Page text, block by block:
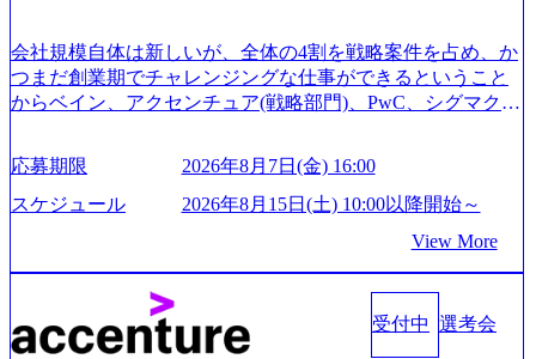
合、後日面接や面談のお時間をいただく場合がございます
● 面接、条件面談それぞれ最大1時間を想定しております ・
実施前日までに日程およびURLを共有させていただきます
・面接および条件面談ともに、どの時間開始となってもご
ますと幸いです ※1day選考会のご参加希望の方は、事前に
GAB試験を受検いただきます(受験期限は1day選考会実施日
の3日前まで)。 ※ただし、30代以上のコンサルファーム経
験3年以上の方はGAB受検免除、書類選考のみ。 書類選考
通過後に、GAB試験に合格している方へ1day選考会当日の
ご案内をさせていただきます。 急速なグローバル化により
既存事業では成長戦略を描く事が困難になった大手企業を
サポートするため、新規事業立案や既存事業のトランスフ
会社規模自体は新しいが、全体の4割を戦略案件を占め、か
つまだ創業期でチャレンジングな仕事ができるということ
からベイン、アクセンチュア(戦略部門)、PwC、シグマクシ
が続々ジョインするピュアな戦略を伸ばす新興ファーム。
事業会社機能へ携われる可能性※SaaSプロダクト、地方創
生、メディアなど リモート比率99%、福岡や北海道在中者
業、通信業界に強みがあり、ヘルスケアな業界は広げてい
く予定 インセンティブ支給という他社にはない制度 ワンプ
ール制を敷く、柔軟な組織 2026年8月15日(土) 10:00以降開
始～ 2026年8月7日(金) 16:00 ※枠が限られておりますので、
ご応募いただいてもご対応できない可能性がございます ※
応募期限
2026年8月7日(金) 16:00
スケジュール
2026年8月15日(土) 10:00以降開始～
View More
受付中 選考会